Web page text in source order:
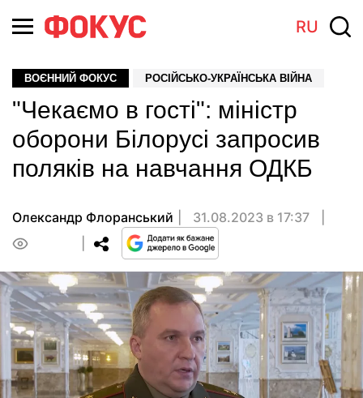
RU
ВОЄННИЙ ФОКУС РОСІЙСЬКО-УКРАЇНСЬКА ВІЙНА
"Чекаємо в гості": міністр
оборони Білорусі запросив
поляків на навчання ОДКБ
Олександр Флоранський
31.08.2023 в 17:37